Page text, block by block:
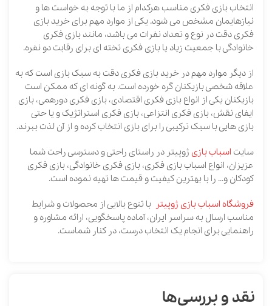
انتخاب بازی فکری مناسب هرکدام از ما با توجه به خواست ها و
نیازهایمان مشخص می شود. یکی از موارد مهم برای خرید بازی
فکری دقت در نوع و تعداد نفرات می باشد، مانند بازی فکری
خانوادگی با جمعیت زیاد یا بازی فکری تخته ای برای رقابت دو نفره.
از دیگر موارد مهم در خرید بازی فکری دقت به سبک بازی است که به
علاقه شخصی بازیکنان گره خورده است. به گونه ای که ممکن است
بازیکنان یکی از انواع بازی فکری اقتصادی، بازی فکری دورهمی، بازی
ایفای نقش، بازی فکری انتزاعی، بازی فکری استراتژیک و یا حتی
بازی هایی با سبک ترکیبی را برای بازی انتخاب کرده و از آن لذت ببرند.
سایت اسباب بازی ژوپیتر در راستای راحتی و دسترسی راحت شما
عزیزان، انواع اسباب بازی فکری، بازی فکری خانوادگی، بازی فکری
کودکان و… را با بهترین کیفیت و قیمت ها تهیه نموده است.
فروشگاه اسباب بازی ژوپیتر با تنوع بالایی از محصولات و شرایط
مناسب ارسال به سراسر ایران، آماده پاسخگویی، ارائه مشاوره و
راهنمایی برای انجام یک انتخاب درست، در کنار شماست.
نقد و بررسی‌ها